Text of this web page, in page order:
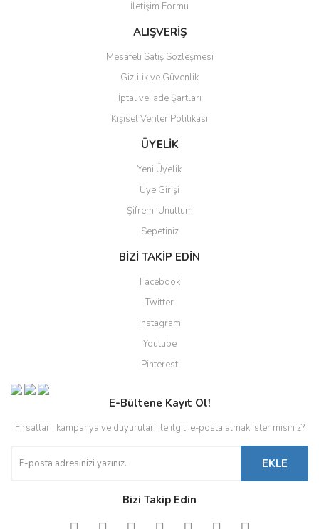
İletişim Formu
ALIŞVERİŞ
Mesafeli Satış Sözleşmesi
Gizlilik ve Güvenlik
İptal ve İade Şartları
Kişisel Veriler Politikası
ÜYELİK
Yeni Üyelik
Üye Girişi
Şifremi Unuttum
Sepetiniz
BİZİ TAKİP EDİN
Facebook
Twitter
Instagram
Youtube
Pinterest
E-Bültene Kayıt Ol!
Fırsatları, kampanya ve duyuruları ile ilgili e-posta almak ister misiniz?
EKLE
Bizi Takip Edin